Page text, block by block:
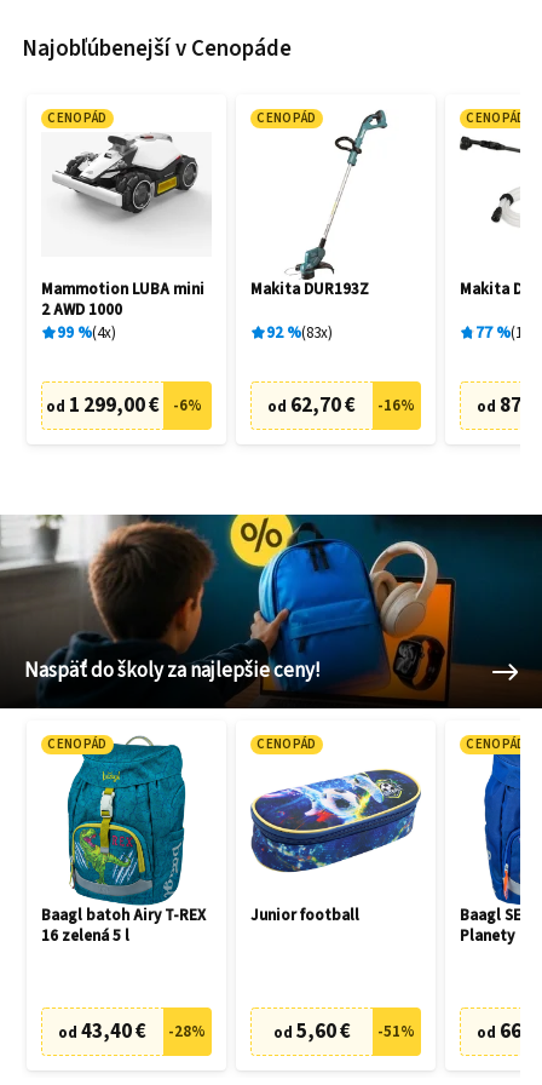
Najobľúbenejší v Cenopáde
CENOPÁD
Mammotion LUBA mini
2 AWD 1000
99% 4x
od 1 299,00 € -6%
CENOPÁD
Makita DUR193Z
92% 83x
od 62,70 € -16%
CENOPÁD
Makita
77% 19
od
Naspäť do školy za najlepšie ceny!
CENOPÁD
Baagl batoh Airy T-REX
16 zelená 5 l
od 43,40 € -28%
CENOPÁD
Junior football
od 5,60 € -51%
CENOPÁD
Baagl SET
Planety
od